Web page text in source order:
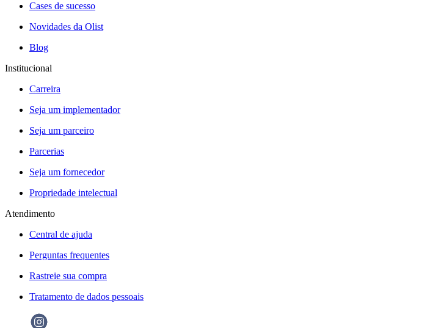
Cases de sucesso
Novidades da Olist
Blog
Institucional
Carreira
Seja um implementador
Seja um parceiro
Parcerias
Seja um fornecedor
Propriedade intelectual
Atendimento
Central de ajuda
Perguntas frequentes
Rastreie sua compra
Tratamento de dados pessoais